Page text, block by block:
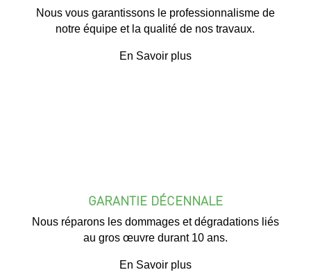
Nous vous garantissons le professionnalisme de
notre équipe et la qualité de nos travaux.
En Savoir plus
GARANTIE DÉCENNALE
Nous réparons les dommages et dégradations liés
au gros œuvre durant 10 ans.
En Savoir plus